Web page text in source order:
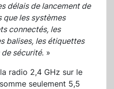
délais de lancement de
les systèmes
connectés, les
balises, les étiquettes
sécurité. »
radio 2,4 GHz sur le
seulement 5,5